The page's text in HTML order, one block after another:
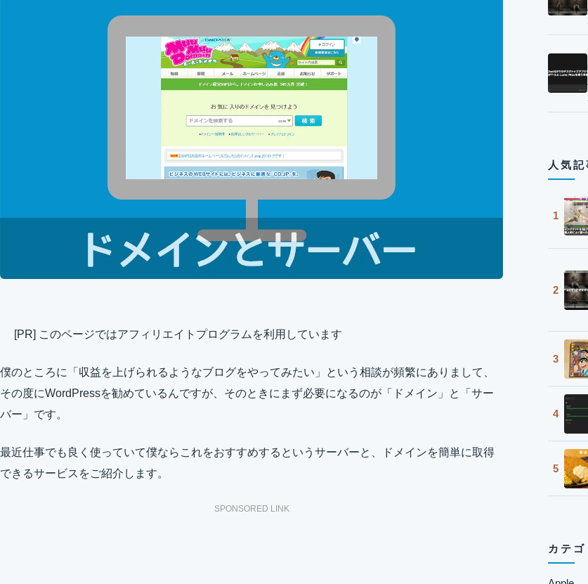
[PR] このページではアフィリエイトプログラムを利用しています
僕のところに「収益を上げられるようなブログをやってみたい」という相談が頻繁にありまして、
その度にWordPressを勧めているんですが、そのときにまず必要になるのが「ドメイン」と「サー
バー」です。
最近仕事でも良く使っていて僕ならこれをおすすめするというサーバーと、ドメインを簡単に取得
できるサービスをご紹介します。
SPONSORED LINK
人気記
1
2
3
4
5
カテゴ